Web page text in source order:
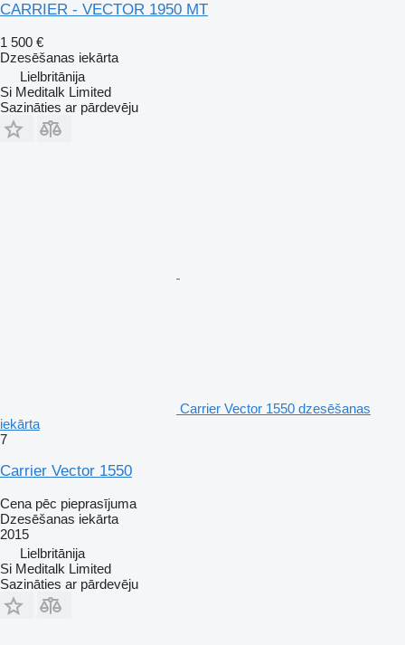
CARRIER - VECTOR 1950 MT
1 500 €
Dzesēšanas iekārta
Lielbritānija
Si Meditalk Limited
Sazināties ar pārdevēju
Carrier Vector 1550 dzesēšanas
iekārta
7
Carrier Vector 1550
Cena pēc pieprasījuma
Dzesēšanas iekārta
2015
Lielbritānija
Si Meditalk Limited
Sazināties ar pārdevēju